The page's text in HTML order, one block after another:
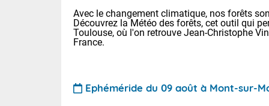
Avec le changement climatique, nos forêts
Découvrez la Météo des forêts, cet outil qui
Toulouse, où l'on retrouve Jean-Christophe
France.
Ephéméride du 09 août à Mont-sur-